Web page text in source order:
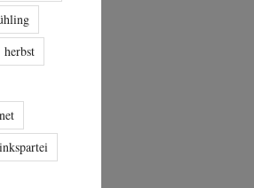
herbst